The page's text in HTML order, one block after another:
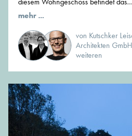
mehr ...
von Kutschker
Architekten
weiteren